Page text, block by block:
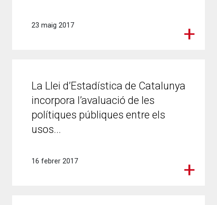
23 maig 2017
La Llei d’Estadística de Catalunya
incorpora l’avaluació de les
polítiques públiques entre els
usos...
16 febrer 2017